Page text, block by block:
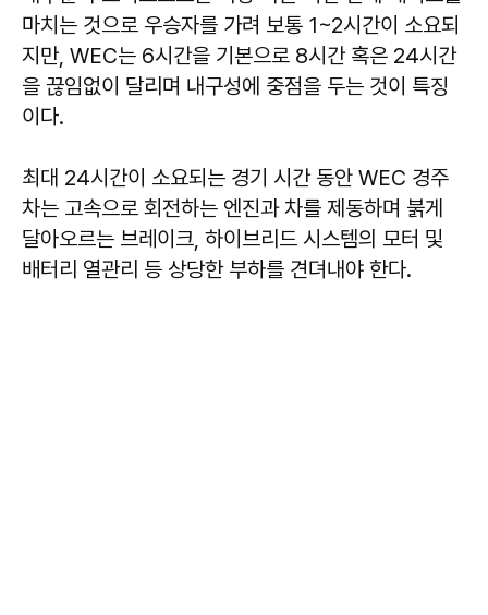
마치는 것으로 우승자를 가려 보통 1~2시간이 소요되
지만, WEC는 6시간을 기본으로 8시간 혹은 24시간
을 끊임없이 달리며 내구성에 중점을 두는 것이 특징
이다.
최대 24시간이 소요되는 경기 시간 동안 WEC 경주
차는 고속으로 회전하는 엔진과 차를 제동하며 붉게
달아오르는 브레이크, 하이브리드 시스템의 모터 및
배터리 열관리 등 상당한 부하를 견뎌내야 한다.